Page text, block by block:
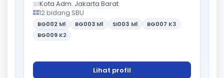
Kota Adm. Jakarta Barat
12 bidang SBU
BG002 M1 BG003 M1 SI003 M1 BG007 K3
BG009 K2
Lihat profil